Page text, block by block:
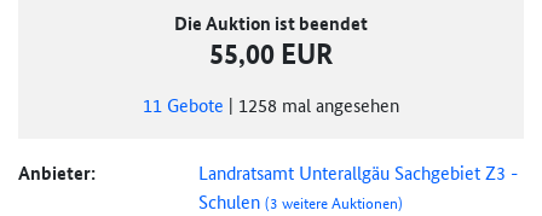
Die Auktion ist beendet
55,00 EUR
11 Gebote | 1258 mal angesehen
Anbieter:
Landratsamt Unterallgäu Sachgebiet Z3 -
Schulen(3 weitere Auktionen)